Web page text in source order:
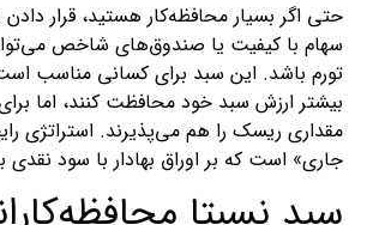
حتی اگر بسیار محافظه‌کار هستید، قرار
سهام با کیفیت یا صندوق‌های شاخص
تورم باشد. این سبد برای کسانی مناسب
بیشتر ارزش سبد خود محافظت کنند، اما
مقداری ریسک را هم می‌پذیرند. استراتژی
جاری» است که بر اوراق بهادار با سود نقدی